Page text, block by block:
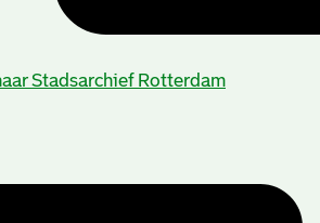
Stadsarchief Rotterdam